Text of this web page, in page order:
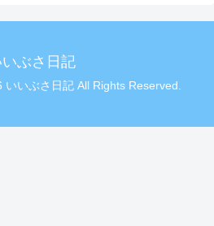
いぶさ日記
いぶさ日記 All Rights Reserved.